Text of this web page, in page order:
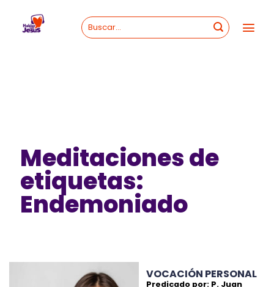
content
Meditaciones de
etiquetas:
Endemoniado
VOCACIÓN PERSONAL
Predicado por: P. Juan